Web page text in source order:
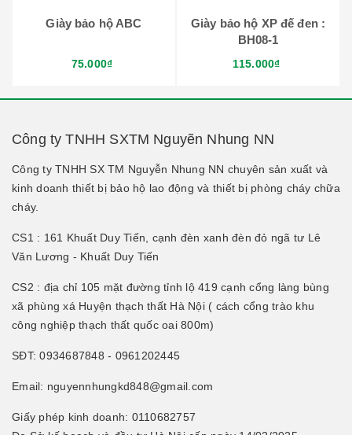
Giày bảo hộ ABC
75.000₫
Giày bảo hộ XP đế đen :
BH08-1
115.000₫
Công ty TNHH SXTM Nguyẽn Nhung NN
Công ty TNHH SX TM Nguyễn Nhung NN chuyên sản xuất và
kinh doanh thiết bị bảo hộ lao động và thiết bị phòng cháy chữa
cháy.
CS1 : 161 Khuất Duy Tiến, cạnh đèn xanh đèn đỏ ngã tư Lê
Văn Lương - Khuất Duy Tiến
CS2 : địa chỉ 105 mặt đường tỉnh lộ 419 cạnh cổng làng bùng
xã phùng xá Huyện thạch thất Hà Nội ( cách cổng trào khu
công nghiệp thạch thất quốc oai 800m)
SĐT: 0934687848 - 0961202445
Email: nguyennhungkd848@gmail.com
Giấy phép kinh doanh: 0110682757